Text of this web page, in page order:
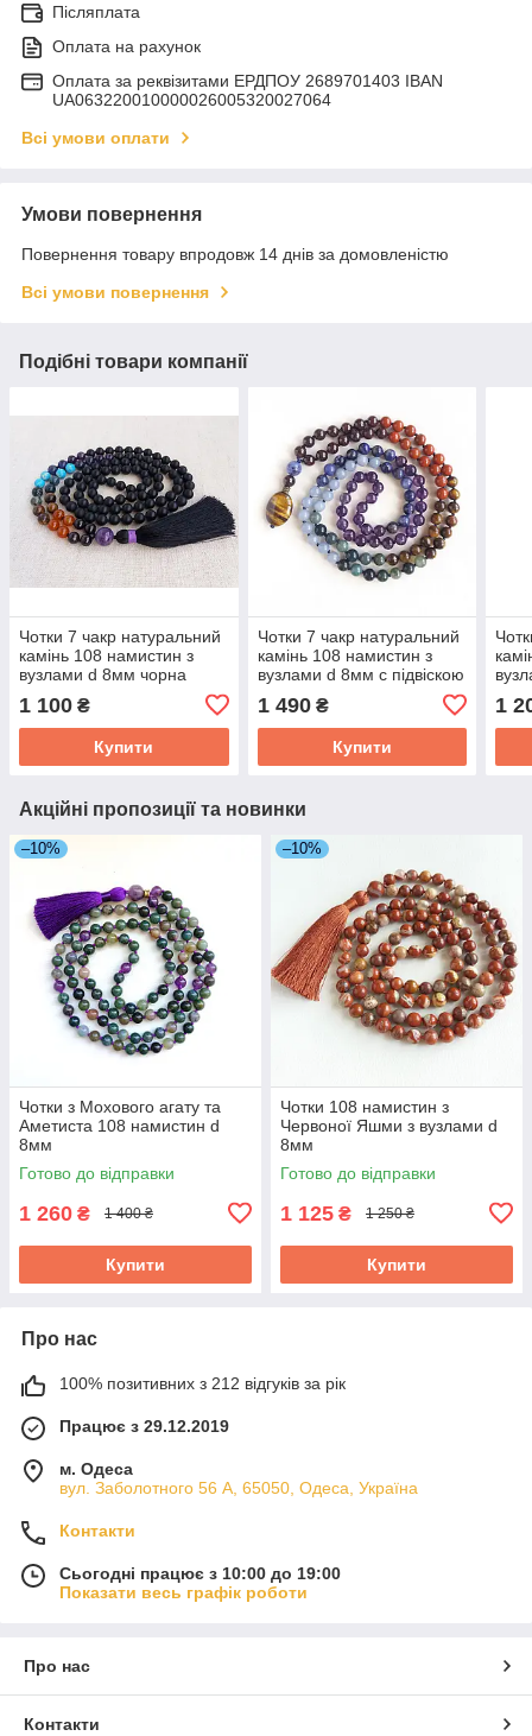
Післяплата
Оплата на рахунок
Оплата за реквізитами ЕРДПОУ 2689701403 IBAN
UA063220010000026005320027064
Всі умови оплати
Умови повернення
Повернення товару впродовж 14 днів за домовленістю
Всі умови повернення
Подібні товари компанії
Чотки 7 чакр натуральний
камінь 108 намистин з
вузлами d 8мм чорна
1 100 ₴
Купити
Чотки 7 чакр натуральний
камінь 108 намистин з
вузлами d 8мм c підвіскою
1 490₴
Купити
1
Акційні пропозиції та новинки
–10%
Чотки з Мохового агату та
Аметиста 108 намистин d
8мм
Готово до відправки
1 260 ₴ 1 400 ₴
Купити
–10%
Чотки 108 намистин з
Червоної Яшми з вузлами d
8мм
Готово до відправки
1 125 ₴ 1 250 ₴
Купити
Про нас
100% позитивних з 212 відгуків за рік
Працює з 29.12.2019
м. Одеса
вул. Заболотного 56 А, 65050, Одеса, Україна
Контакти
Сьогодні працює з 10:00 до 19:00
Показати весь графік роботи
Про нас
Контакти